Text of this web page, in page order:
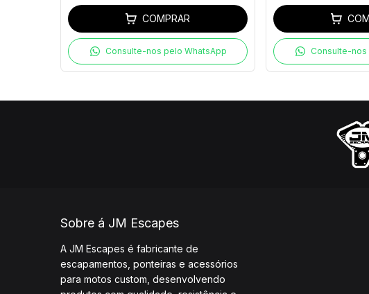
COMPRAR
Consulte-nos pelo WhatsApp Consulte-nos
Sobre á JM Escapes
A JM Escapes é fabricante de
escapamentos, ponteiras e acessórios
para motos custom, desenvolvendo